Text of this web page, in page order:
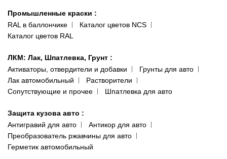
Промышленные краски :
RAL в баллончике
Каталог цветов NCS
Каталог цветов RAL
ЛКМ: Лак, Шпатлевка, Грунт :
Активаторы, отвердители и добавки
Грунты для авто
Лак автомобильный
Растворители
Сопутствующие и прочее
Шпатлевка для авто
Защита кузова авто :
Антигравий для авто
Антикор для авто
Преобразователь ржавчины для авто
Герметик автомобильный